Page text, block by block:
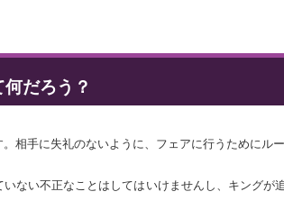
だろう？
相手に失礼のないように、フェアに行うためにルー
ない不正なことはしてはいけませんし、キングが